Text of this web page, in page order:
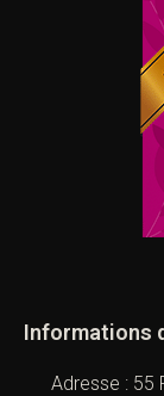
Informations
Adresse : 55